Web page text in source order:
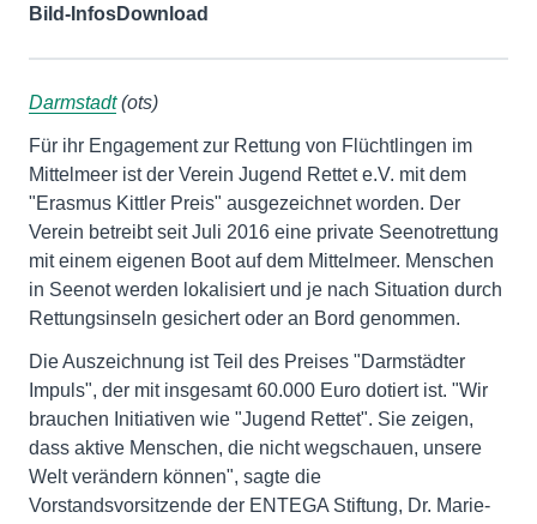
Bild-InfosDownload
Darmstadt(ots)
Für ihr Engagement zur Rettung von Flüchtlingen im
Mittelmeer ist der Verein Jugend Rettet e.V. mit dem
"Erasmus Kittler Preis" ausgezeichnet worden. Der
Verein betreibt seit Juli 2016 eine private Seenotrettung
mit einem eigenen Boot auf dem Mittelmeer. Menschen
in Seenot werden lokalisiert und je nach Situation durch
Rettungsinseln gesichert oder an Bord genommen.
Die Auszeichnung ist Teil des Preises "Darmstädter
Impuls", der mit insgesamt 60.000 Euro dotiert ist. "Wir
brauchen Initiativen wie "Jugend Rettet". Sie zeigen,
dass aktive Menschen, die nicht wegschauen, unsere
Welt verändern können", sagte die
Vorstandsvorsitzende der ENTEGA Stiftung, Dr. Marie-